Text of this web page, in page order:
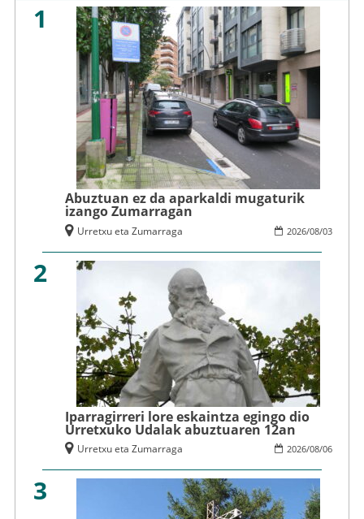
1
Abuztuan ez da aparkaldi mugaturik
izango Zumarragan
2026/08/03
Urretxu eta Zumarraga
2
Iparragirreri lore eskaintza egingo dio
Urretxuko Udalak abuztuaren 12an
2026/08/06
Urretxu eta Zumarraga
3